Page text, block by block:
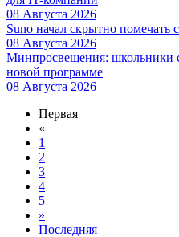
08 Августа 2026
Suno начал скрытно
08 Августа 2026
Минпросвещения: школьники с
новой программе
08 Августа 2026
Первая
«
1
2
3
4
5
»
Последняя